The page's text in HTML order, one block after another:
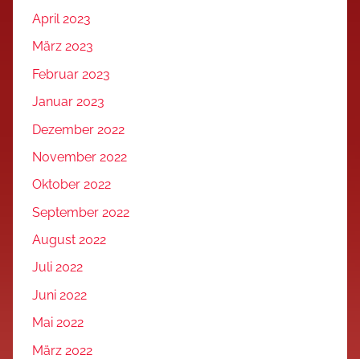
April 2023
März 2023
Februar 2023
Januar 2023
Dezember 2022
November 2022
Oktober 2022
September 2022
August 2022
Juli 2022
Juni 2022
Mai 2022
März 2022